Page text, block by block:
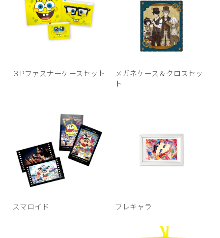
３Pファスナーケースセット
メガネケース＆クロスセッ
ト
スマロイド フレキャラ